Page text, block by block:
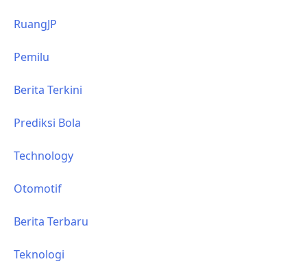
RuangJP
Pemilu
Berita Terkini
Prediksi Bola
Technology
Otomotif
Berita Terbaru
Teknologi